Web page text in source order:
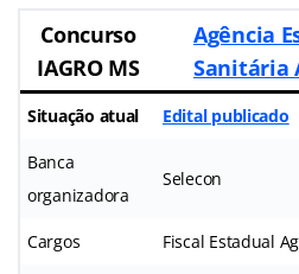
Concurso
IAGRO MS
Agência
Sanitária
Situação atual Edital publicado
Banca
organizadora
Selecon
Cargos Fiscal Estadual